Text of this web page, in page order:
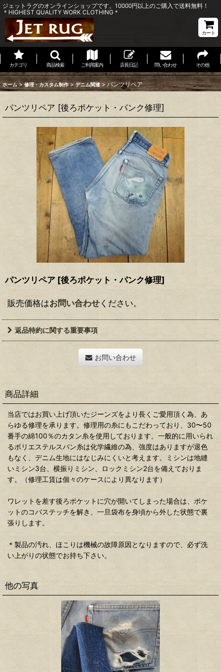
ジェットラグのオンラインショップです。10000円以上のご購入で送料無料！
＊HIGHEST QUALITY WORK CLOTHING＊
カート
カテゴリ 商品検索 ご利用案内 店長日記 問い合わせ その他
ホーム > 修理・カスタム制作 > デニム関連 > パンツリペア
パンツリペア [後ろポケット・パンク修理]
パンツリペア [後ろポケット・パンク修理]
販売価格はお問い合わせください。
返品特約に関する重要事項
お問い合わせ
商品詳細
当店ではお買い上げ頂いたジーンズをより長くご愛用頂く為、あ
らゆる修理を承ります。修理用の糸にもこだわっており、30〜50
番手の綿100％のカタン糸を使用しております。一般的に用いられ
るポリエステルスパン糸は化学繊維の為、強度はありますが退色
もなく、デニム生地にはなじみにくいと考えます。ミシンは地縫
いミシン3台、横振りミシン、ロックミシン2台を備えておりま
す。（修理工賃は個々のケースにより異なります）
ワレットを差す後ろポケットに穴が開いてしまった場合は、ポケ
ットのコバステッチを解き、一旦袋布を身頃から外した状態で裏
張りします。
＊製品の汚れ、ほこりは機械の故障原因となりますので、必ず洗
い上がりの状態でお持ち下さい。
他の写真